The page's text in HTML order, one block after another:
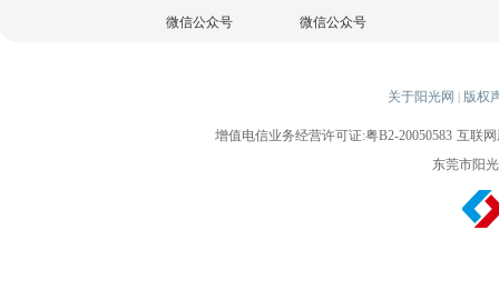
微信公众号
微信公众号
关于阳光网 | 版权
增值电信业务经营许可证:粤B2-20050583 互联网
东莞市阳